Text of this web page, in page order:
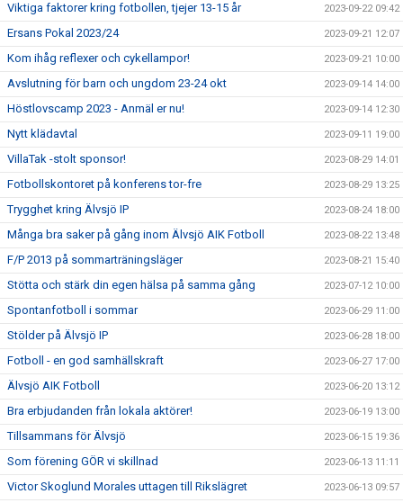
Viktiga faktorer kring fotbollen, tjejer 13-15 år 2023-09-22 09:42
Ersans Pokal 2023/24 2023-09-21 12:07
Kom ihåg reflexer och cykellampor! 2023-09-21 10:00
Avslutning för barn och ungdom 23-24 okt 2023-09-14 14:00
Höstlovscamp 2023 - Anmäl er nu! 2023-09-14 12:30
Nytt klädavtal 2023-09-11 19:00
VillaTak -stolt sponsor! 2023-08-29 14:01
Fotbollskontoret på konferens tor-fre 2023-08-29 13:25
Trygghet kring Älvsjö IP 2023-08-24 18:00
Många bra saker på gång inom Älvsjö AIK Fotboll 2023-08-22 13:48
F/P 2013 på sommarträningsläger 2023-08-21 15:40
Stötta och stärk din egen hälsa på samma gång 2023-07-12 10:00
Spontanfotboll i sommar 2023-06-29 11:00
Stölder på Älvsjö IP 2023-06-28 18:00
Fotboll - en god samhällskraft 2023-06-27 17:00
Älvsjö AIK Fotboll 2023-06-20 13:12
Bra erbjudanden från lokala aktörer! 2023-06-19 13:00
Tillsammans för Älvsjö 2023-06-15 19:36
Som förening GÖR vi skillnad 2023-06-13 11:11
Victor Skoglund Morales uttagen till Rikslägret 2023-06-13 09:57